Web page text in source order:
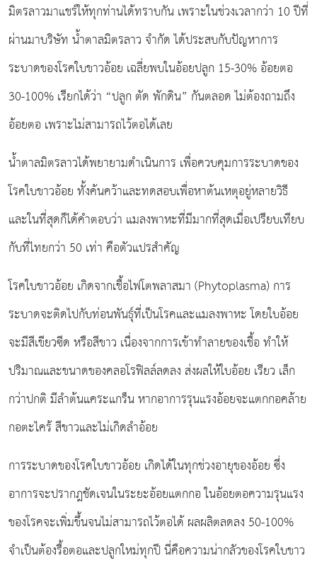
มิตรลาวมาแชร์ให้ทุกท่านได้ทราบกัน เพราะในช่วงเวลากว่า 10 ปีที่
ผ่านมาบริษัท น้ำตาลมิตรลาว จำกัด ได้ประสบกับปัญหาการ
ระบาดของโรคใบขาวอ้อย เฉลี่ยพบในอ้อยปลูก 15-30% อ้อยตอ
30-100% เรียกได้ว่า “ปลูก ตัด พักดิน” กันตลอด ไม่ต้องถามถึง
อ้อยตอ เพราะไม่สามารถไว้ตอได้เลย
น้ำตาลมิตรลาวได้พยายามดำเนินการ เพื่อควบคุมการระบาดของ
โรคใบขาวอ้อย ทั้งค้นคว้าและทดสอบเพื่อหาต้นเหตุอยู่หลายวิธี
และในที่สุดก็ได้คำตอบว่า แมลงพาหะที่มีมากที่สุดเมื่อเปรียบเทียบ
กับที่ไทยกว่า 50 เท่า คือตัวแปรสำคัญ
โรคใบขาวอ้อย เกิดจากเชื้อไฟโตพลาสมา (Phytoplasma) การ
ระบาดจะติดไปกับท่อนพันธุ์ที่เป็นโรคและแมลงพาหะ โดยใบอ้อย
จะมีสีเขียวซีด หรือสีขาว เนื่องจากการเข้าทำลายของเชื้อ ทำให้
ปริมาณและขนาดของคลอโรฟิลล์ลดลง ส่งผลให้ใบอ้อย เรียว เล็ก
กว่าปกติ มีลำต้นแคระแกร็น หากอาการรุนแรงอ้อยจะแตกกอคล้าย
กอตะไคร้ สีขาวและไม่เกิดลำอ้อย
การระบาดของโรคใบขาวอ้อย เกิดได้ในทุกช่วงอายุของอ้อย ซึ่ง
อาการจะปรากฎชัดเจนในระยะอ้อยแตกกอ ในอ้อยตอความรุนแรง
ของโรคจะเพิ่มขึ้นจนไม่สามารถไว้ตอได้ ผลผลิตลดลง 50-100%
จำเป็นต้องรื้อตอและปลูกใหม่ทุกปี นี่คือความน่ากลัวของโรคใบขาว